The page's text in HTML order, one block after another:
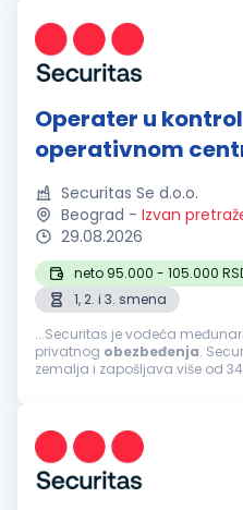
Operater u
operativnom
Securitas Se d.o.o.
Beograd - Izvan
29.08.2026
neto 95.000 - 105.000
1, 2. i 3. smena
...Securitas je vodeća
privatnog obezbeđenja.
zemalja i zapošljava više od